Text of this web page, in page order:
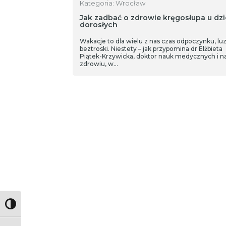
Toggle High Contrast
Kategoria: Wrocław
Jak zadbać o zdrowie kręgosłupa u
dorosłych
Wakacje to dla wielu z nas czas odpoczynku,
beztroski. Niestety – jak przypomina dr Elżbieta
Piątek-Krzywicka, doktor nauk medycznych i
zdrowiu, w…